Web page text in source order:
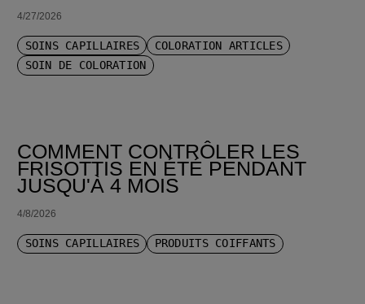
4/27/2026
SOINS CAPILLAIRES
COLORATION ARTICLES
SOIN DE COLORATION
COMMENT CONTRÔLER LES
FRISOTTIS EN ÉTÉ PENDANT
JUSQU'À 4 MOIS
4/8/2026
SOINS CAPILLAIRES PRODUITS COIFFANTS